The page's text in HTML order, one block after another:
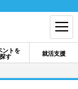
ントを
探す
就活支援
グイン